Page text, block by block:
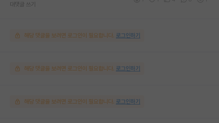
대댓글 쓰기
해당 댓글을 보려면 로그인이 필요합니다. 로그인하기
해당 댓글을 보려면 로그인이 필요합니다. 로그인하기
해당 댓글을 보려면 로그인이 필요합니다. 로그인하기